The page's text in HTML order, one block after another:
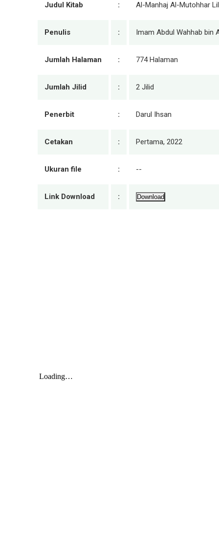
Judul Kitab : Al-Manhaj Al-Mutohhar
Penulis : Imam Abdul Wahhab bin
Jumlah Halaman : 774 Halaman
Jumlah Jilid : 2 Jilid
Penerbit : Darul Ihsan
Cetakan : Pertama, 2022
Ukuran file : --
Link Download : Download